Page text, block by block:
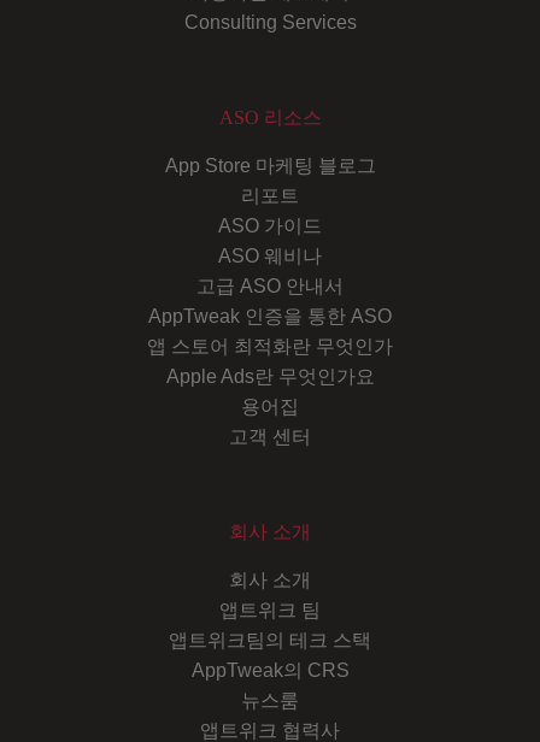
Consulting Services
ASO 리소스
App Store 마케팅 블로그
리포트
ASO 가이드
ASO 웨비나
고급 ASO 안내서
AppTweak 인증을 통한 ASO
앱 스토어 최적화란 무엇인가
Apple Ads란 무엇인가요
용어집
고객 센터
회사 소개
회사 소개
앱트위크 팀
앱트위크팀의 테크 스택
AppTweak의 CRS
뉴스룸
앱트위크 협력사